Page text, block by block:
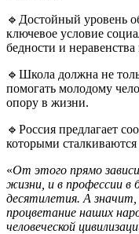
🔹Достойный уровень
ключевое условие
бедности и
🔹Школа должна не
помогать молодому
опору в жизни.
🔹Россия предлагает
которыми
«От этого прямо
жизни, и в профессии
десятилетия. А значит,
процветание наших
человеческой